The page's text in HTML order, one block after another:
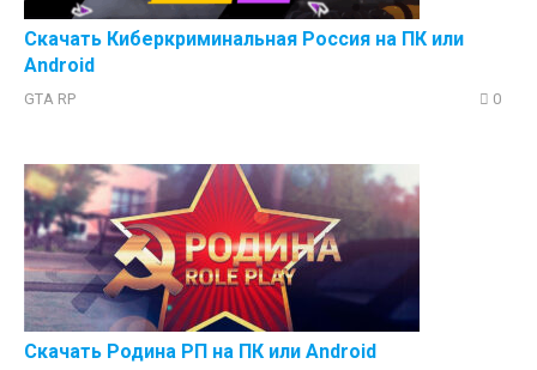
Скачать Киберкриминальная Россия на ПК или
Android
GTA RP 0
Скачать Родина РП на ПК или Android